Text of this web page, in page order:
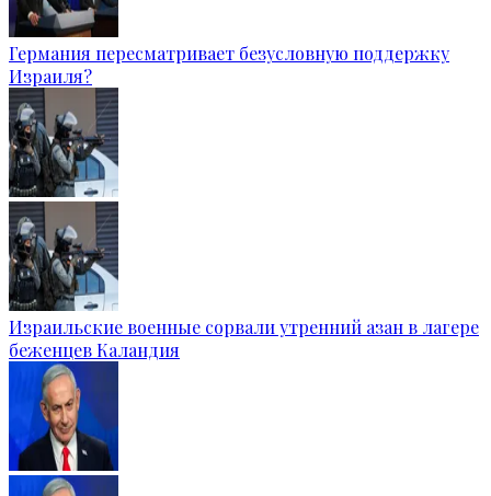
Германия пересматривает безусловную поддержку
Израиля?
Израильские военные сорвали утренний азан в лагере
беженцев Каландия